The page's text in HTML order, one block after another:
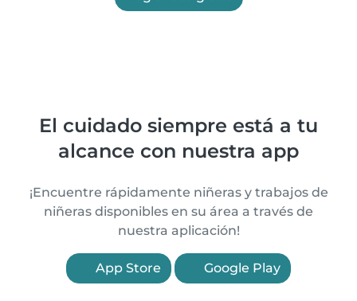
El cuidado siempre está a tu
alcance con nuestra app
¡Encuentre rápidamente niñeras y trabajos de
niñeras disponibles en su área a través de
nuestra aplicación!
App Store Google Play